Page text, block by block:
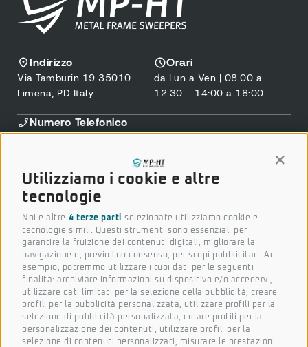
Utilizziamo i cookie e altre
tecnologie
Noi e altre 4 terze parti selezionate utilizziamo cookie e
tecnologie simili. Questi strumenti sono essenziali per
garantire la fruizione dei contenuti digitali, migliorare la
navigazione e, previo tuo consenso, per scopi pubblicitari. Ad
esempio, potremmo utilizzare i tuoi dati per le seguenti
finalità: archiviare informazioni su dispositivo e/o accedervi,
utilizzare dati limitati per la selezione della pubblicità, creare
profili per la pubblicità personalizzata, utilizzare profili per la
selezione di pubblicità personalizzata, creare profili per la
personalizzazione dei contenuti, utilizzare profili per la
selezione di contenuti personalizzati, misurare le prestazioni
Indirizzo
Via Tamburin 19 35010
Limena, PD Italy
Orari
da Lun a Ven | 08.00 a
12.30 – 14:00 a 18:00
Numero Telefonico
+39 049 796 8360
Email
marketing@mp-ht.it
Seguici sui nostri social
Iscriviti alla nostra newsletter
Per condividere novità, progetti e per esprimere il
tuo punto di vista.